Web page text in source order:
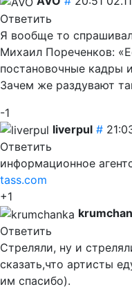
Ответить
Я вообще то
Михаил Пореченков:
постановочные кадры
Зачем же раздувают
-1
liverpul #
Ответить
информационное
tass.com
+1
Ответить
Стреляли, ну и
сказать,что артисты
им спасибо).